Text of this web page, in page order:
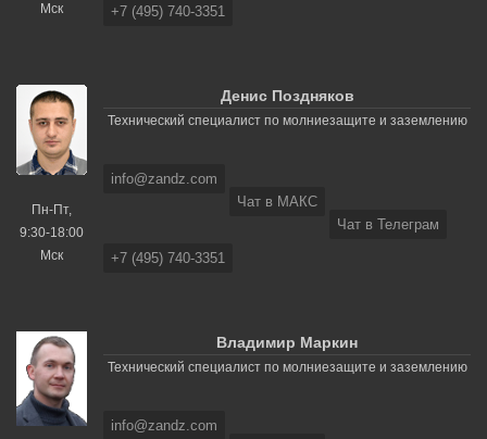
Мск
+7 (495) 740-3351
Пн-Пт,
9:30-18:00
Мск
Денис Поздняков
Технический специалист по молниезащите и заземлению
info@zandz.com
Чат в МАКС
Чат в Телеграм
+7 (495) 740-3351
Владимир Маркин
Технический специалист по молниезащите и заземлению
info@zandz.com